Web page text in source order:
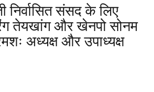
निर्वासित संसद के लिए
तेयखांग और खेनपो सोनम
अध्यक्ष और उपाध्यक्ष